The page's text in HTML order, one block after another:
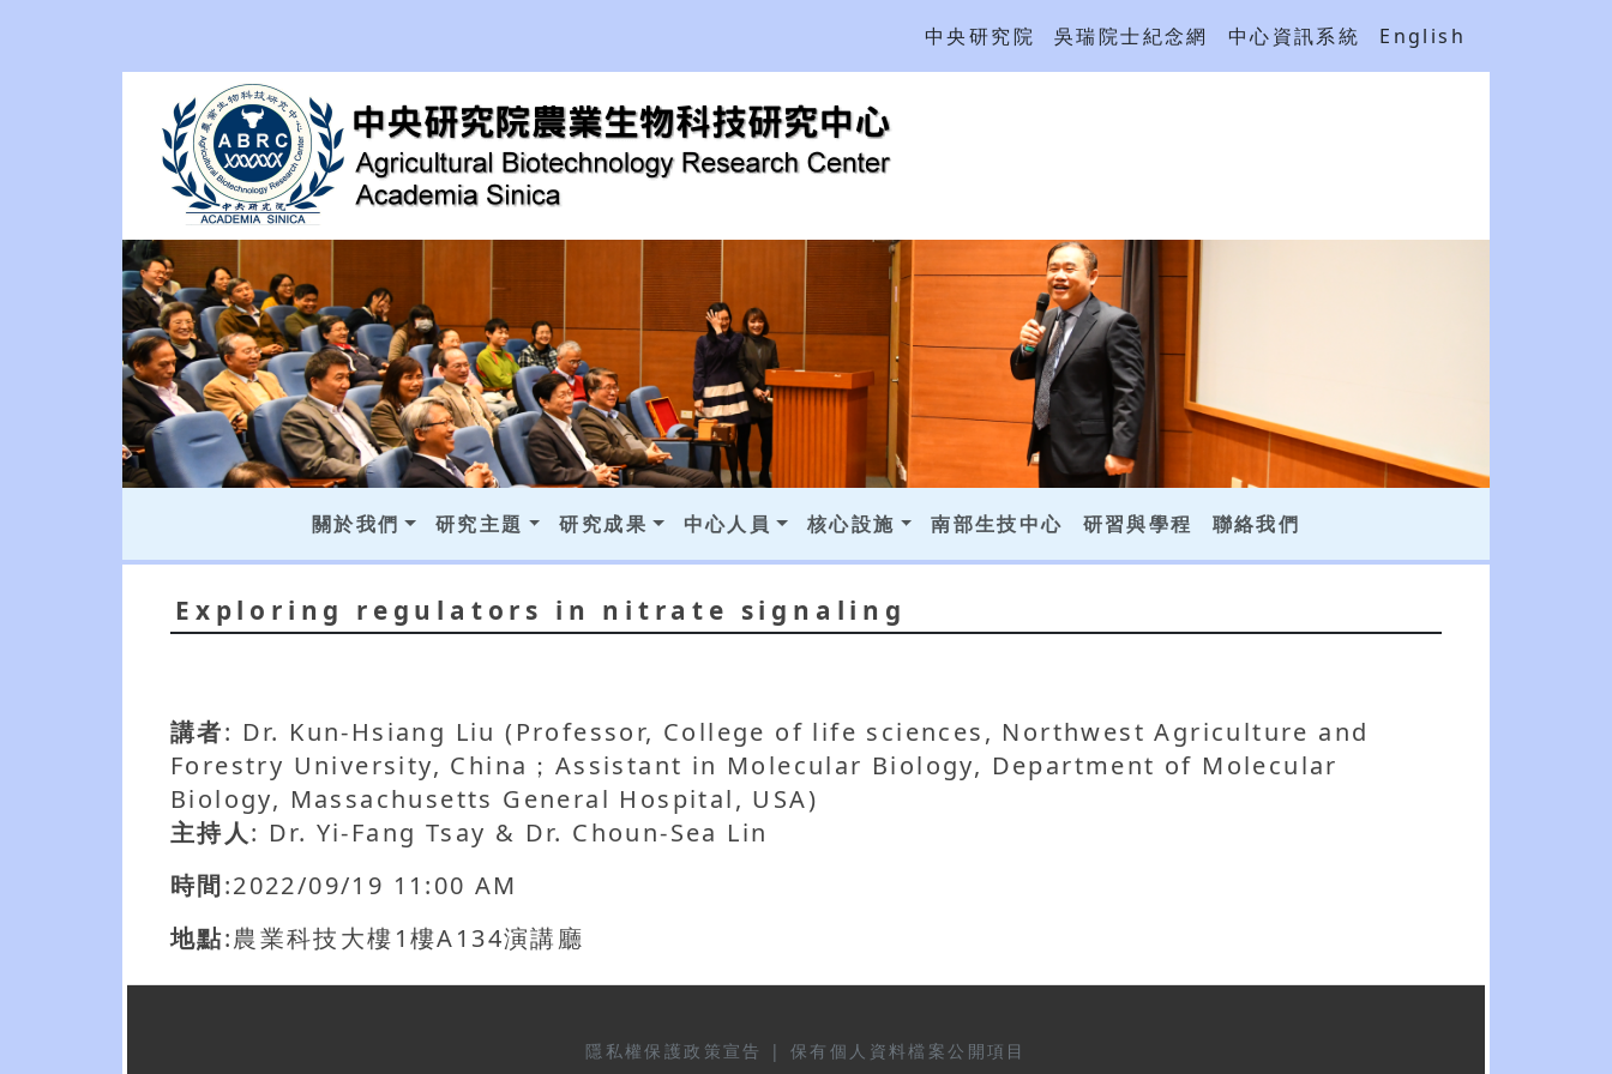
中央研究院 吳瑞院士紀念網 中心資訊系統 English
關於我們 研究主題 研究成果 中心人員 核心設施 南部生技中心 研習與學程 聯絡我們
Exploring regulators in nitrate signaling
講者: Dr. Kun-Hsiang Liu (Professor, College of life sciences, Northwest Agriculture and
Forestry University, China；Assistant in Molecular Biology, Department of Molecular
Biology, Massachusetts General Hospital, USA)
主持人: Dr. Yi-Fang Tsay & Dr. Choun-Sea Lin
時間:2022/09/19 11:00 AM
地點:農業科技大樓1樓A134演講廳
隱私權保護政策宣告 | 保有個人資料檔案公開項目